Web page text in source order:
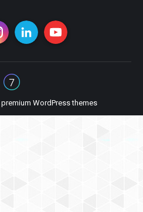
premium WordPress themes